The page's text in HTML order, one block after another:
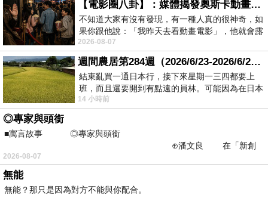
我就多帶了打折的巧克力蛋糕
【電影圈八卦】：媒體揭發奧斯卡動畫項目投票醜聞！好萊塢為什麼看不起動畫電影？
不知道大家有沒有發現，有一種人真的很神奇，如
果你跟他說：「我昨天去看動畫電影」，他就會露
出一種慈祥的微笑，然後問你是不是陪小
2026-08-07
週間農居第284週（2026/6/23-2026/6/24) 夏至 金黃稻浪洋溢豐收喜悅
結束亂買一通日本行，接下來星期一三四都要上
班，而且還要開到有點遠的員林。可能因為在日本
花不少錢，星期一出門上班時，心裡沒有一
14 小時前
◎專家與頭銜
■寓言故事 ◎專家與頭銜
⊕潘文良 在「新創
之谷」裡——
2026-08-07
無能
無能？那只是因為對方不能與你配合。